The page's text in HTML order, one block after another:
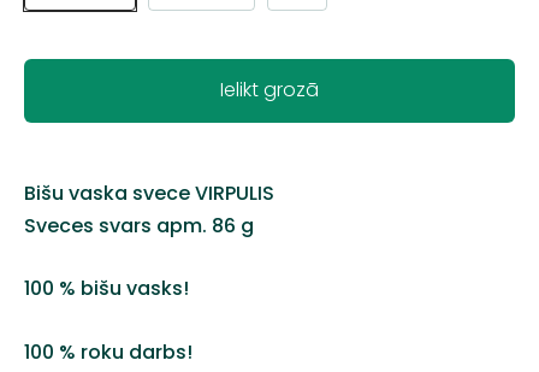
Ielikt grozā
Bišu vaska svece VIRPULIS
Sveces svars apm. 86 g
100 % bišu vasks!
100 % roku darbs!